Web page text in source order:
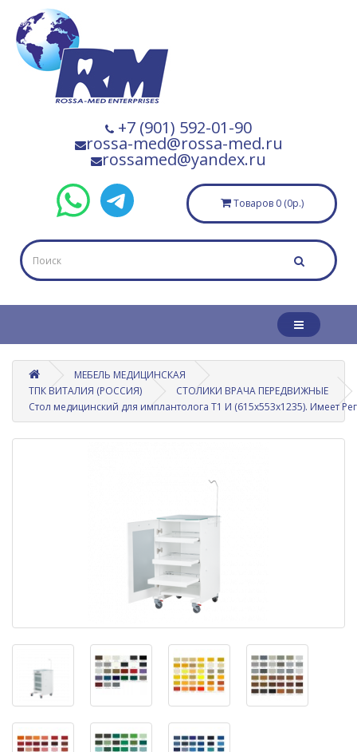
+7 (901) 592-01-90
rossa-med@rossa-med.ru
rossamed@yandex.ru
Товаров 0 (0р.)
МЕБЕЛЬ МЕДИЦИНСКАЯ
ТПК ВИТАЛИЯ (РОССИЯ)
СТОЛИКИ ВРАЧА ПЕРЕДВИЖНЫЕ
Стол медицинский для имплантолога Т1 И (615х553х1235). Имеет